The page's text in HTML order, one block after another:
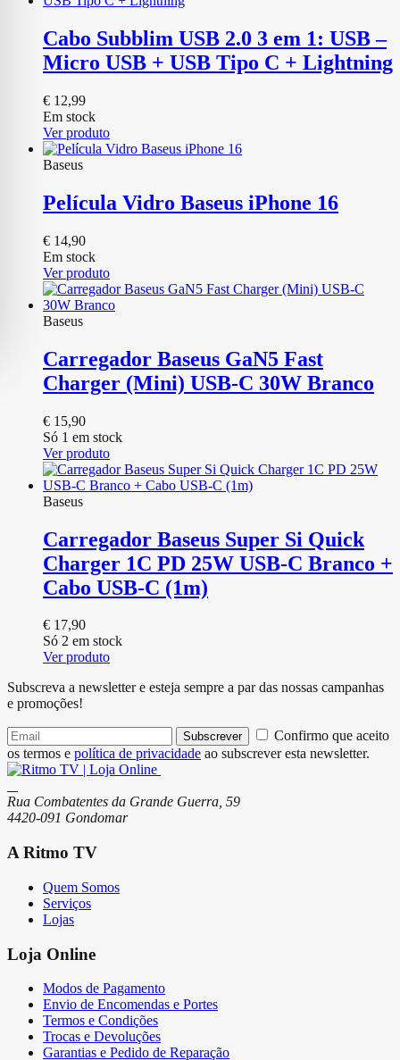
Cabo Subblim USB 2.0 3 em 1: USB –
Micro USB + USB Tipo C + Lightning
€ 12,99
Em stock
Ver produto
Baseus
Película Vidro Baseus iPhone 16
€ 14,90
Em stock
Ver produto
Baseus
Carregador Baseus GaN5 Fast
Charger (Mini) USB-C 30W Branco
€ 15,90
Só 1 em stock
Ver produto
Baseus
Carregador Baseus Super Si Quick
Charger 1C PD 25W USB-C Branco +
Cabo USB-C (1m)
€ 17,90
Só 2 em stock
Ver produto
Subscreva a newsletter e esteja sempre a par das nossas campanhas
e promoções!
Subscrever
Confirmo que aceito
os termos e política de privacidade ao subscrever esta newsletter.
Rua Combatentes da Grande Guerra, 59
4420-091 Gondomar
A Ritmo TV
Quem Somos
Serviços
Lojas
Loja Online
Modos de Pagamento
Envio de Encomendas e Portes
Termos e Condições
Trocas e Devoluções
Garantias e Pedido de Reparação